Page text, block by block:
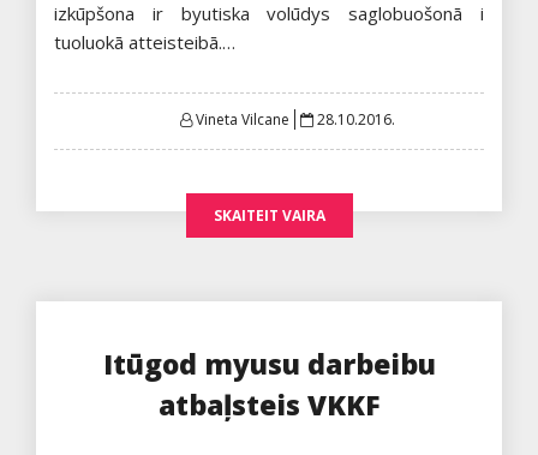
izkūpšona ir byutiska volūdys saglobuošonā i
tuoluokā atteisteibā.…
Vineta Vilcane
Posted
28.10.2016.
SKAITEIT VAIRA
Itūgod myusu darbeibu
atbaļsteis VKKF